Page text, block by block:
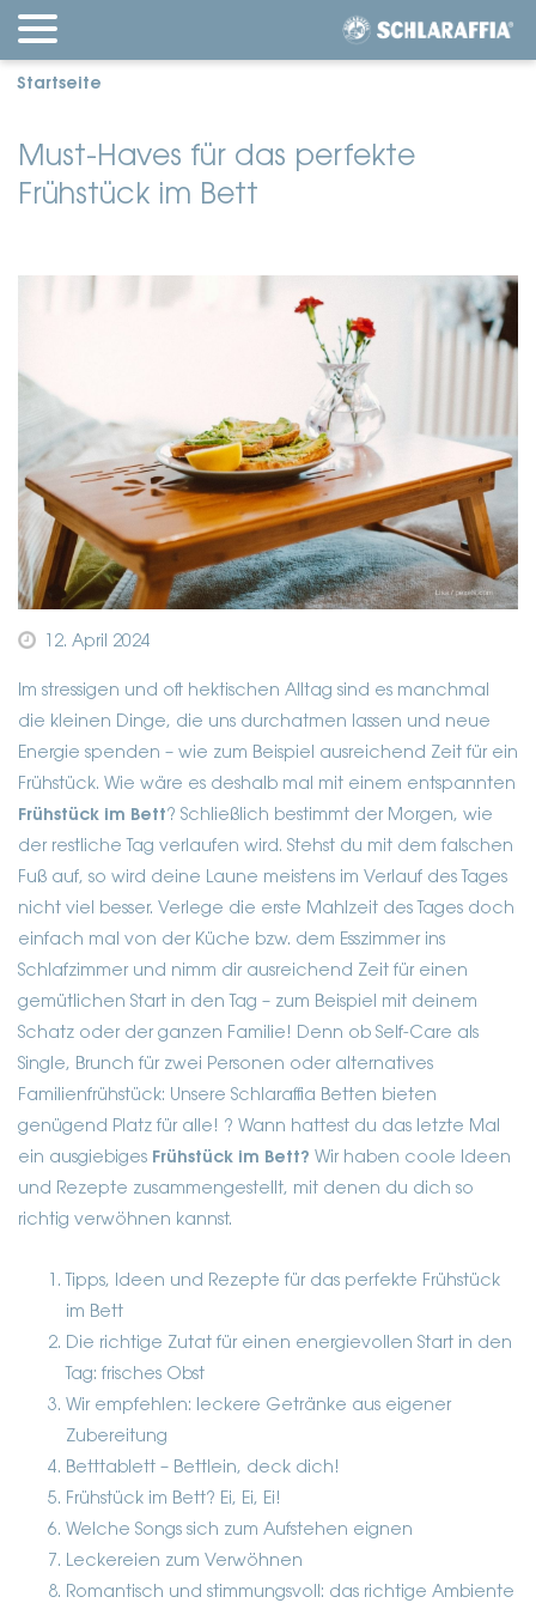
Startseite
Must-Haves für das perfekte
Frühstück im Bett
12. April 2024
Im stressigen und oft hektischen Alltag sind es manchmal
die kleinen Dinge, die uns durchatmen lassen und neue
Energie spenden – wie zum Beispiel ausreichend Zeit für ein
Frühstück. Wie wäre es deshalb mal mit einem entspannten
Frühstück im Bett? Schließlich bestimmt der Morgen, wie
der restliche Tag verlaufen wird. Stehst du mit dem falschen
Fuß auf, so wird deine Laune meistens im Verlauf des Tages
nicht viel besser. Verlege die erste Mahlzeit des Tages doch
einfach mal von der Küche bzw. dem Esszimmer ins
Schlafzimmer und nimm dir ausreichend Zeit für einen
gemütlichen Start in den Tag – zum Beispiel mit deinem
Schatz oder der ganzen Familie! Denn ob Self-Care als
Single, Brunch für zwei Personen oder alternatives
Familienfrühstück: Unsere Schlaraffia Betten bieten
genügend Platz für alle! ? Wann hattest du das letzte Mal
ein ausgiebiges Frühstück im Bett? Wir haben coole Ideen
und Rezepte zusammengestellt, mit denen du dich so
richtig verwöhnen kannst.
Tipps, Ideen und Rezepte für das perfekte Frühstück
im Bett
Die richtige Zutat für einen energievollen Start in den
Tag: frisches Obst
Wir empfehlen: leckere Getränke aus eigener
Zubereitung
Betttablett – Bettlein, deck dich!
Frühstück im Bett? Ei, Ei, Ei!
Welche Songs sich zum Aufstehen eignen
Leckereien zum Verwöhnen
Romantisch und stimmungsvoll: das richtige Ambiente